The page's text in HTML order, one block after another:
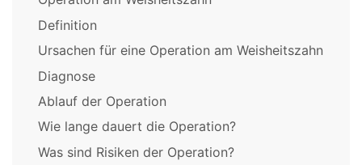
Definition
Ursachen für eine Operation am Weisheitszahn
Diagnose
Ablauf der Operation
Wie lange dauert die Operation?
Was sind Risiken der Operation?